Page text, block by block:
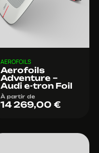
AEROFOILS
Aerofoils
Adventure –
Audi e-tron Foil
À partir de
14 269,00 €